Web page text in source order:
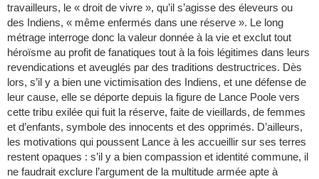
travailleurs, le « droit de vivre », qu’il s’agisse des éleveurs ou
des Indiens, « même enfermés dans une réserve ». Le long
métrage interroge donc la valeur donnée à la vie et exclut tout
héroïsme au profit de fanatiques tout à la fois légitimes dans leurs
revendications et aveuglés par des traditions destructrices. Dès
lors, s’il y a bien une victimisation des Indiens, et une défense de
leur cause, elle se déporte depuis la figure de Lance Poole vers
cette tribu exilée qui fuit la réserve, faite de vieillards, de femmes
et d’enfants, symbole des innocents et des opprimés. D’ailleurs,
les motivations qui poussent Lance à les accueillir sur ses terres
restent opaques : s’il y a bien compassion et identité commune, il
ne faudrait exclure l’argument de la multitude armée apte à